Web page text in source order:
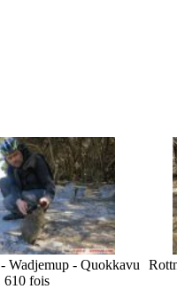
Wadjemup - Quokkavu
610 fois